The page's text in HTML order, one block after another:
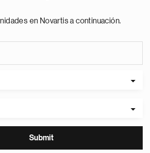
en Novartis a continuación.